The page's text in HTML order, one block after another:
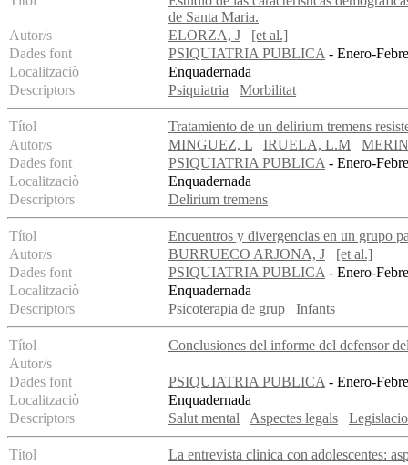
de Santa Maria.
Autor/s
ELORZA, J
[et al.]
Dades font
PSIQUIATRIA PUBLICA- Enero-
Localitzaciò
Enquadernada
Descriptors
Psiquiatria Morbilitat
Títol
Tratamiento de un delirium tremens
Autor/s
MINGUEZ, L IRUELA, L.M
Dades font
PSIQUIATRIA PUBLICA- Enero-
Localitzaciò
Enquadernada
Descriptors
Delirium tremens
Títol
Encuentros y divergencias en un grupo
Autor/s
BURRUECO ARJONA, J
[et al.]
Dades font
PSIQUIATRIA PUBLICA- Enero-
Localitzaciò
Enquadernada
Descriptors
Psicoterapia de grup Infants
Títol
Conclusiones del informe del defensor
Autor/s
Dades font
PSIQUIATRIA PUBLICA- Enero-
Localitzaciò
Enquadernada
Descriptors
Salut mental Aspectes legals Legislacio
Títol La entrevista clinica con adolescentes: